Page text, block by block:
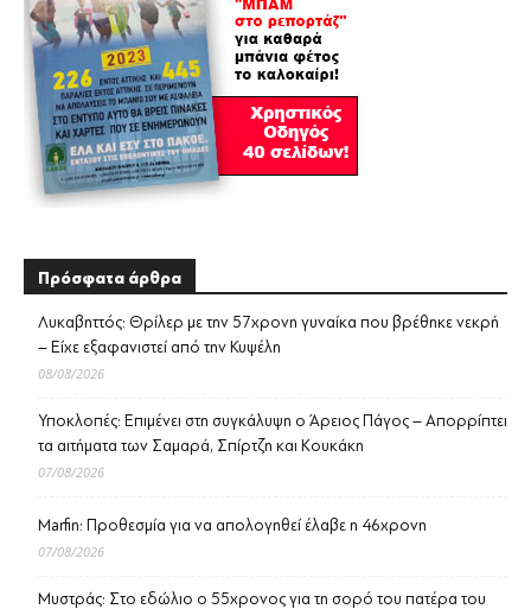
Πρόσφατα άρθρα
Λυκαβηττός: Θρίλερ με την 57χρονη γυναίκα που βρέθηκε νεκρή
– Είχε εξαφανιστεί από την Κυψέλη
08/08/2026
Υποκλοπές: Επιμένει στη συγκάλυψη ο Άρειος Πάγος – Απορρίπτει
τα αιτήματα των Σαμαρά, Σπίρτζη και Κουκάκη
07/08/2026
Marfin: Προθεσμία για να απολογηθεί έλαβε η 46χρονη
07/08/2026
Μυστράς: Στο εδώλιο ο 55χρονος για τη σορό του πατέρα του